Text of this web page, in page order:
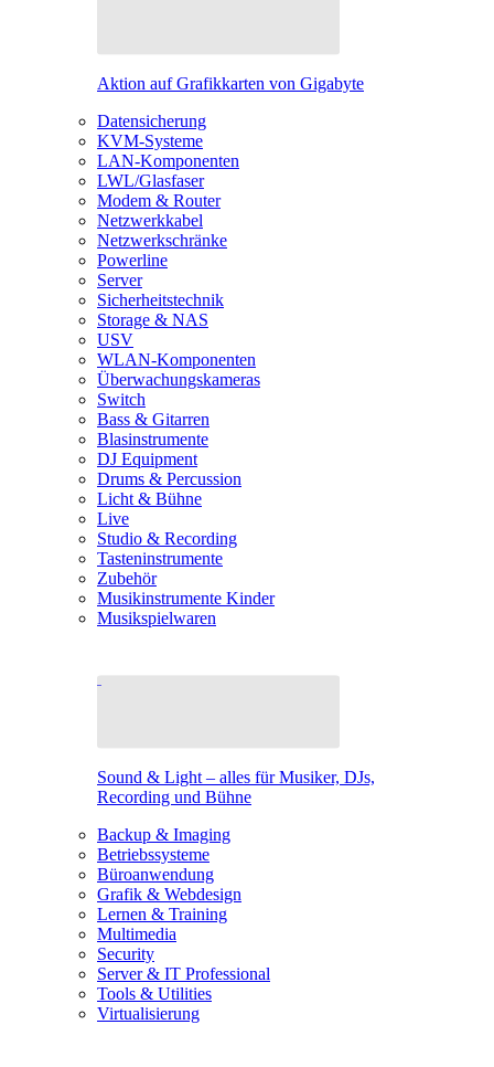
Aktion auf Grafikkarten von Gigabyte
Datensicherung
KVM-Systeme
LAN-Komponenten
LWL/Glasfaser
Modem & Router
Netzwerkkabel
Netzwerkschränke
Powerline
Server
Sicherheitstechnik
Storage & NAS
USV
WLAN-Komponenten
Überwachungskameras
Switch
Bass & Gitarren
Blasinstrumente
DJ Equipment
Drums & Percussion
Licht & Bühne
Live
Studio & Recording
Tasteninstrumente
Zubehör
Musikinstrumente Kinder
Musikspielwaren
Sound & Light – alles für Musiker, DJs,
Recording und Bühne
Backup & Imaging
Betriebssysteme
Büroanwendung
Grafik & Webdesign
Lernen & Training
Multimedia
Security
Server & IT Professional
Tools & Utilities
Virtualisierung